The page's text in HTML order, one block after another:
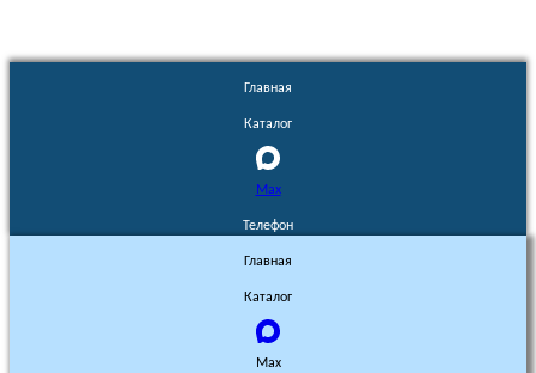
Главная
Каталог
Max
Телефон
Главная
Каталог
Max